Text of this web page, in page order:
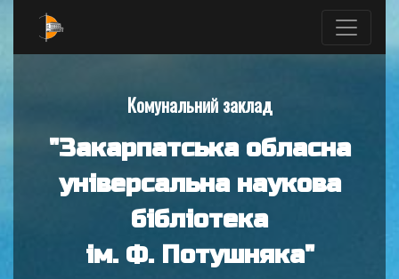
Комунальний заклад
"Закарпатська обласна
універсальна наукова
бібліотека
ім. Ф. Потушняка"